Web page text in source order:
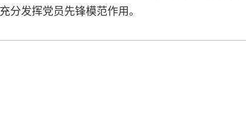
分发挥党员先锋模范作用。